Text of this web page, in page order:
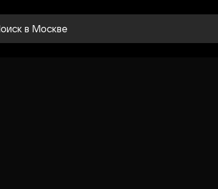
в Москве